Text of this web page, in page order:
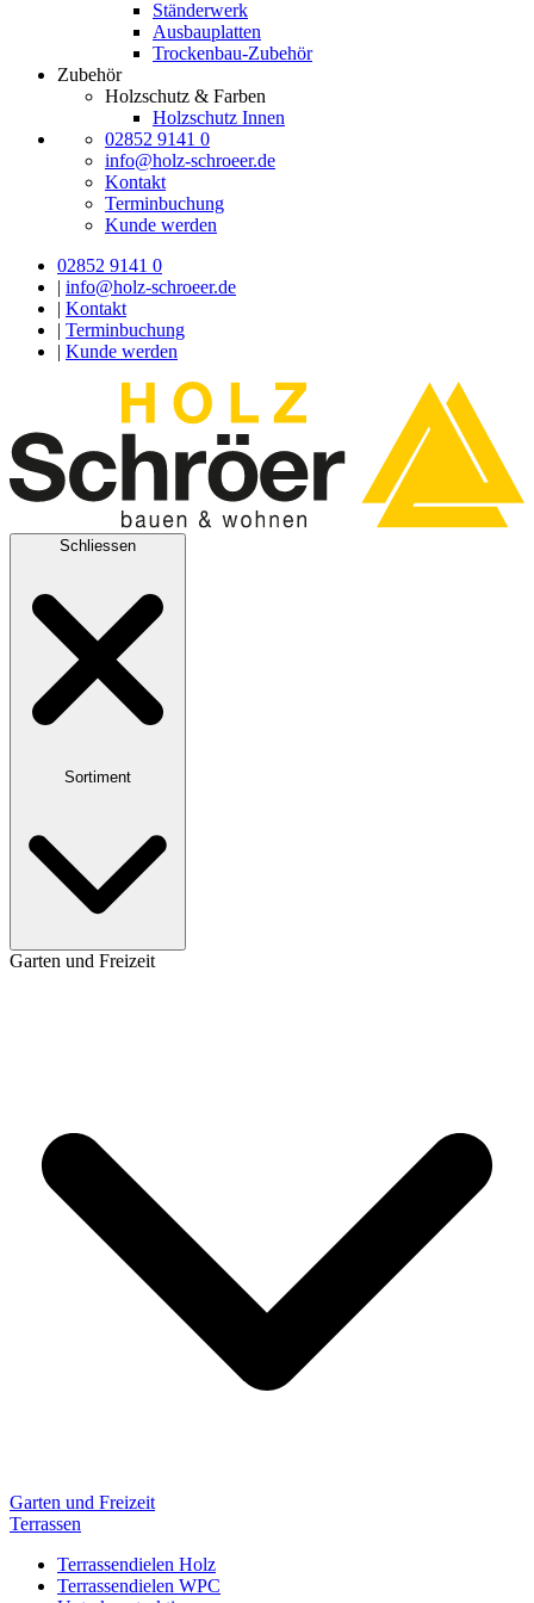
Ständerwerk
Ausbauplatten
Trockenbau-Zubehör
Zubehör
Holzschutz & Farben
Holzschutz Innen
02852 9141 0
info@holz-schroeer.de
Kontakt
Terminbuchung
Kunde werden
02852 9141 0
info@holz-schroeer.de
Kontakt
Terminbuchung
Kunde werden
Schliessen
Sortiment
Garten und Freizeit
Garten und Freizeit
Terrassen
Terrassendielen Holz
Terrassendielen WPC